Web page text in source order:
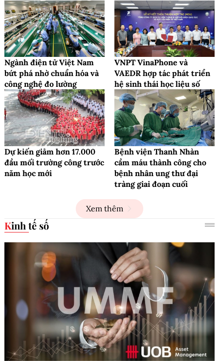
Ngành điện tử Việt Nam
bứt phá nhờ chuẩn hóa và
công nghệ đo lường
VNPT VinaPhone và
VAEDR hợp tác phát triển
hệ sinh thái học liệu số
Dự kiến giảm hơn 17.000
đầu mối trường công trước
năm học mới
Bệnh viện Thanh Nhàn
cầm máu thành công cho
bệnh nhân ung thư đại
tràng giai đoạn cuối
Xem thêm
Kinh tế số